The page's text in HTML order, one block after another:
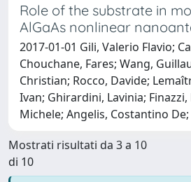
Role of the substrate in
AlGaAs nonlinear
2017-01-01 Gili, Valerio Flavio;
Chouchane, Fares; Wang,
Christian; Rocco, Davide;
Ivan; Ghirardini, Lavinia;
Michele; Angelis, Costantino
Mostrati risultati da 3 a 10
di 10